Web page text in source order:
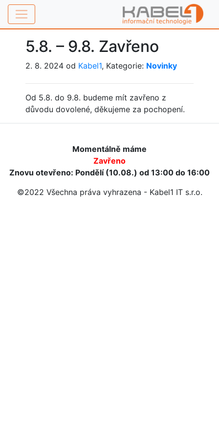
5.8. – 9.8. Zavřeno
2. 8. 2024 od Kabel1, Kategorie: Novinky
Od 5.8. do 9.8. budeme mít zavřeno z
důvodu dovolené, děkujeme za pochopení.
Momentálně máme
Zavřeno
Znovu otevřeno: Pondělí (10.08.) od 13:00 do 16:00
©2022 Všechna práva vyhrazena - Kabel1 IT s.r.o.